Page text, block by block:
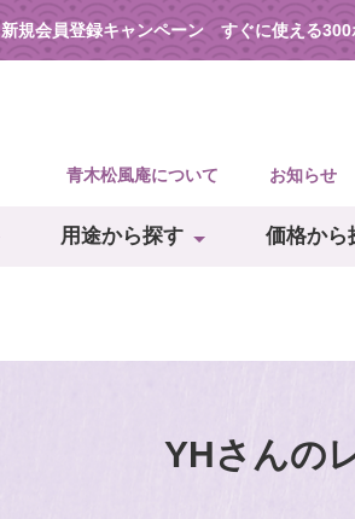
新規会員登録キャンペーン すぐに使える300
青木松風庵について お知らせ
用途から探す 価格から
YHさんの